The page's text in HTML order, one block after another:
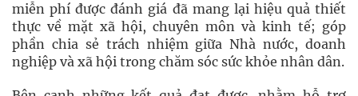
miễn phí được đánh giá đã mang lại hiệu quả thiết
thực về mặt xã hội, chuyên môn và kinh tế; góp
phần chia sẻ trách nhiệm giữa Nhà nước, doanh
nghiệp và xã hội trong chăm sóc sức khỏe nhân dân.